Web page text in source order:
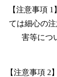
【注意事項
ては細心の
害等につ
【注意事項